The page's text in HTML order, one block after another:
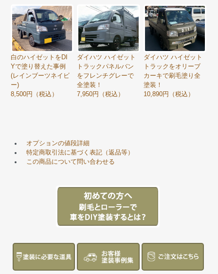
白のハイゼットをDI
Yで塗り替えた事例
(レインブーツネイビ
ー)
8,500円（税込）
ダイハツ ハイゼット
トラックパネルバン
をフレンチグレーで
全塗装！
7,950円（税込）
ダイハツ ハイゼット
トラックをオリーブ
カーキで刷毛塗り全
塗装！
10,890円（税込）
オプションの値段詳細
特定商取引法に基づく表記（返品等）
この商品について問い合わせる